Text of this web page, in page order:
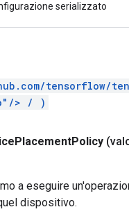
serializzato
tensorflow/
> /
)
PlacementPolicy
a eseguire
dispositivo.